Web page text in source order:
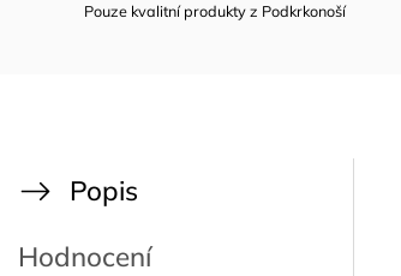
Pouze kvalitní produkty z Podkrkonoší
Popis
Hodnocení